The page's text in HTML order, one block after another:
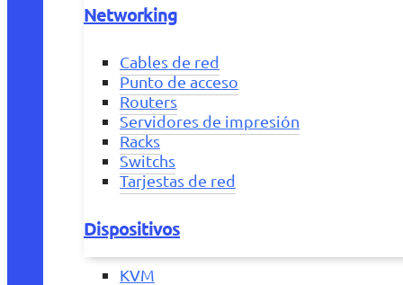
Networking
Cables de red
Punto de acceso
Routers
Servidores de impresión
Racks
Switchs
Tarjestas de red
Dispositivos
KVM